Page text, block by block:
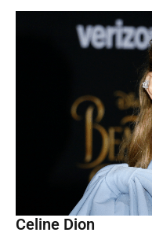
Celine Dion